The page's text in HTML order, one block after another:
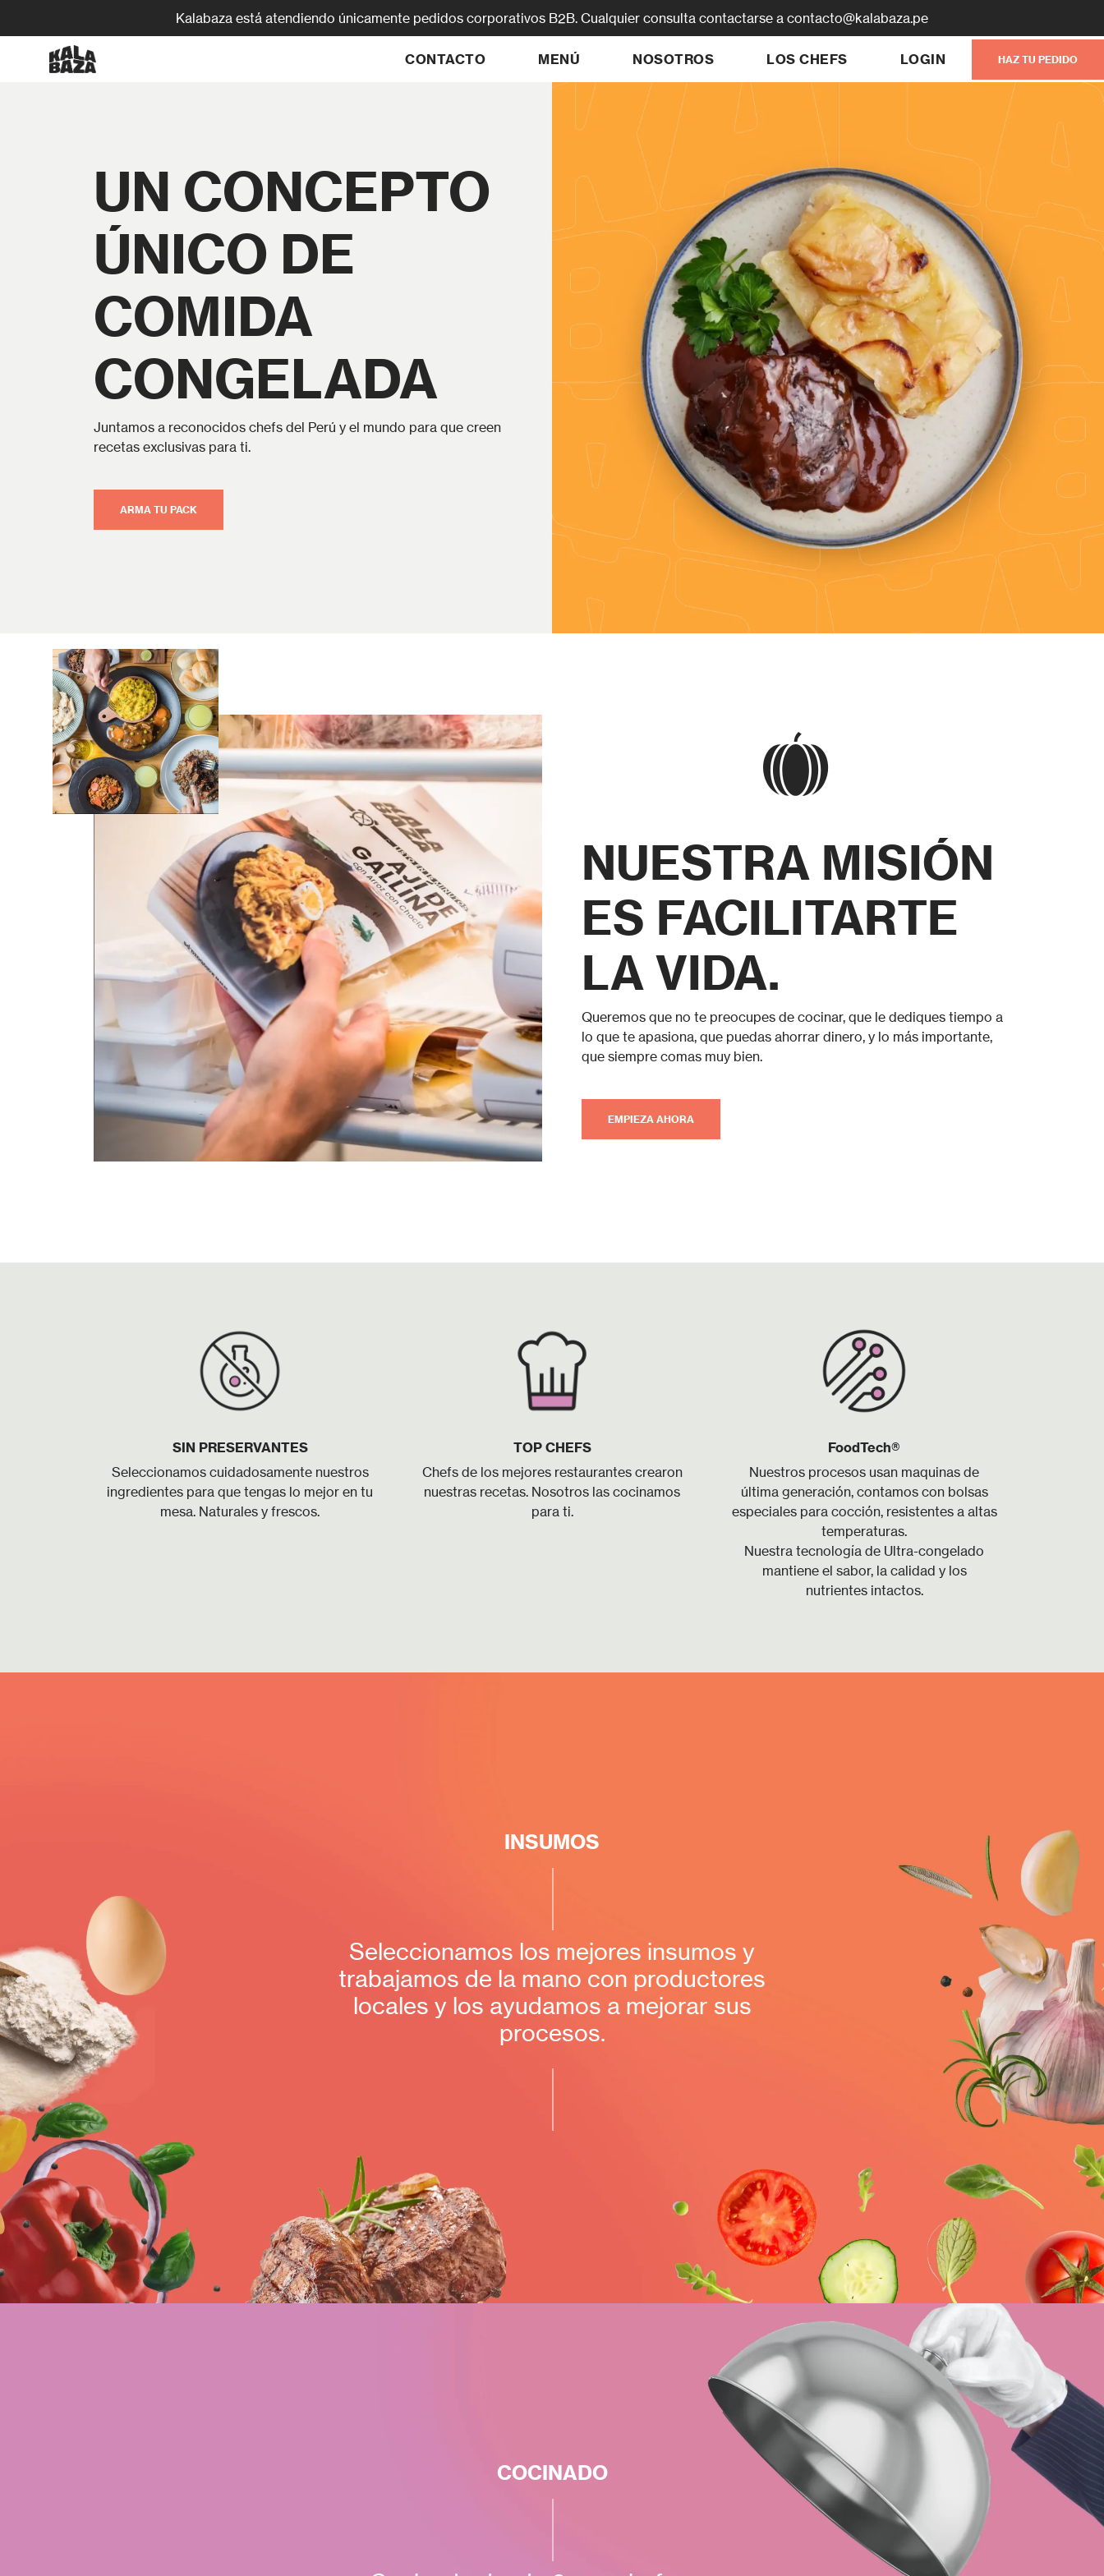
Kalabaza está atendiendo únicamente pedidos corporativos B2B. Cualquier consulta contactarse a contacto@kalabaza.pe
CONTACTO MENÚ NOSOTROS LOS CHEFS LOGIN HAZ TU PEDIDO
UN CONCEPTO
ÚNICO DE
COMIDA
CONGELADA
Juntamos a reconocidos chefs del Perú y el mundo para que creen
recetas exclusivas para ti.
ARMA TU PACK
NUESTRA MISIÓN
ES FACILITARTE
LA VIDA.
Queremos que no te preocupes de cocinar, que le dediques tiempo a
lo que te apasiona, que puedas ahorrar dinero, y lo más importante,
que siempre comas muy bien.
EMPIEZA AHORA
SIN PRESERVANTES
Seleccionamos cuidadosamente nuestros
ingredientes para que tengas lo mejor en tu
mesa. Naturales y frescos.
TOP CHEFS
Chefs de los mejores restaurantes crearon
nuestras recetas. Nosotros las cocinamos
para ti.
FoodTech®
Nuestros procesos usan maquinas de
última generación, contamos con bolsas
especiales para cocción, resistentes a altas
temperaturas.
Nuestra tecnología de Ultra-congelado
mantiene el sabor, la calidad y los
nutrientes intactos.
INSUMOS
Seleccionamos los mejores insumos y
trabajamos de la mano con productores
locales y los ayudamos a mejorar sus
procesos.
COCINADO